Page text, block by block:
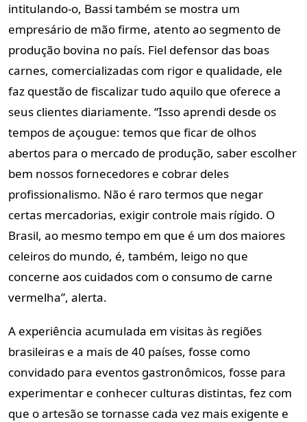
intitulando-o, Bassi também se mostra um
empresário de mão firme, atento ao segmento de
produção bovina no país. Fiel defensor das boas
carnes, comercializadas com rigor e qualidade, ele
faz questão de fiscalizar tudo aquilo que oferece a
seus clientes diariamente. “Isso aprendi desde os
tempos de açougue: temos que ficar de olhos
abertos para o mercado de produção, saber escolher
bem nossos fornecedores e cobrar deles
profissionalismo. Não é raro termos que negar
certas mercadorias, exigir controle mais rígido. O
Brasil, ao mesmo tempo em que é um dos maiores
celeiros do mundo, é, também, leigo no que
concerne aos cuidados com o consumo de carne
vermelha”, alerta.
A experiência acumulada em visitas às regiões
brasileiras e a mais de 40 países, fosse como
convidado para eventos gastronômicos, fosse para
experimentar e conhecer culturas distintas, fez com
que o artesão se tornasse cada vez mais exigente e